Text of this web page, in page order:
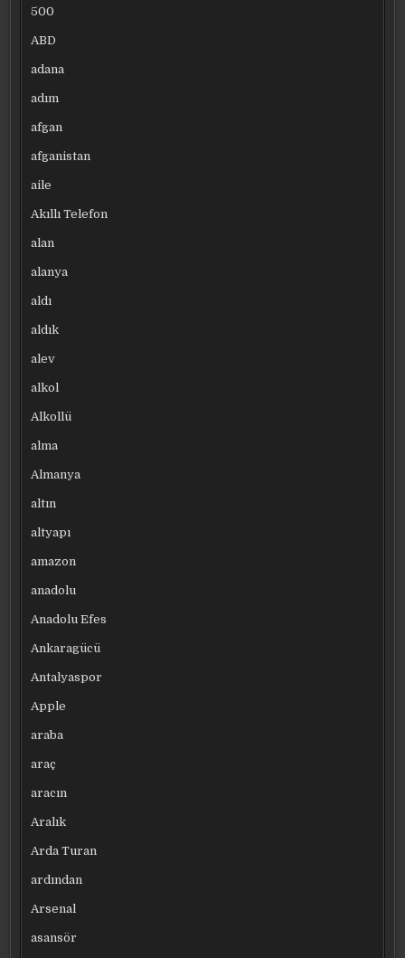
500
ABD
adana
adım
afgan
afganistan
aile
Akıllı Telefon
alan
alanya
aldı
aldık
alev
alkol
Alkollü
alma
Almanya
altın
altyapı
amazon
anadolu
Anadolu Efes
Ankaragücü
Antalyaspor
Apple
araba
araç
aracın
Aralık
Arda Turan
ardından
Arsenal
asansör